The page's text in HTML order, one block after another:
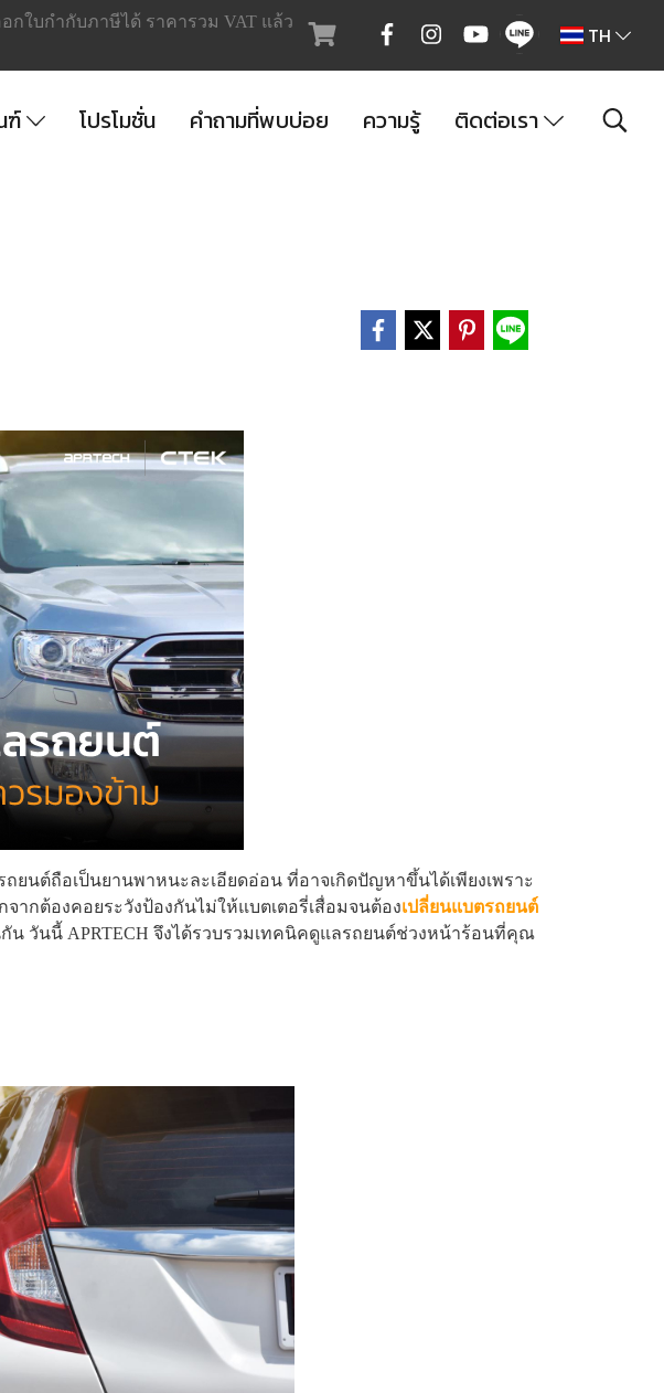
กใบกำกับภาษีได้ ราคารวม VAT แล้ว
TH
ฑ์ โปรโมชั่น คำถามที่พบบ่อย ความรู้ ติดต่อเรา
นต์ถือเป็นยานพาหนะละเอียดอ่อน ที่อาจเกิดปัญหาขึ้นได้เพียงเพราะ
ากต้องคอยระวังป้องกันไม่ให้แบตเตอรี่เสื่อมจนต้องเปลี่ยนแบตรถยนต์
น วันนี้ APRTECH จึงได้รวบรวมเทคนิคดูแลรถยนต์ช่วงหน้าร้อนที่คุณ